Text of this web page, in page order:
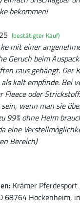
bekommen!
(bestätigter Kauf)
mit einer
Geruch beim
raus gehängt. Der
kalt empfinde. Bei
Fleece oder
wenn man sie
99% ohne Helm
eine
Bereich)
Krämer Pferdesport
68764 Hockenheim,